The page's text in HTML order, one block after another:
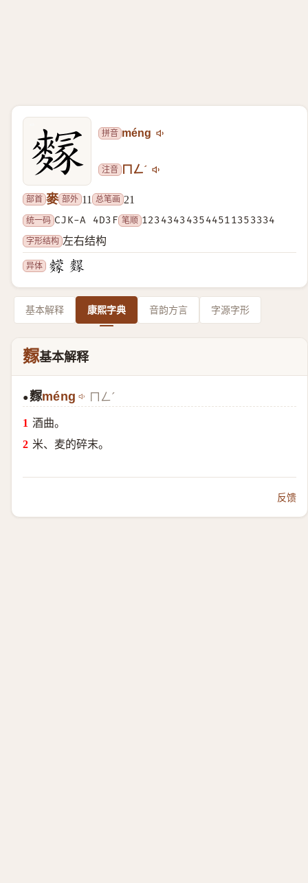
拼音 méng
注音 ㄇㄥˊ
部首 麥 部外 11 总笔画 21
统一码 CJK-A 4D3F 笔顺 123434343544511353334
字形结构 左右结构
异体
基本解释 康熙字典 音韵方言 字源字形
䴿基本解释
●䴿méng ㄇㄥˊ
酒曲。
米、麦的碎末。
反馈